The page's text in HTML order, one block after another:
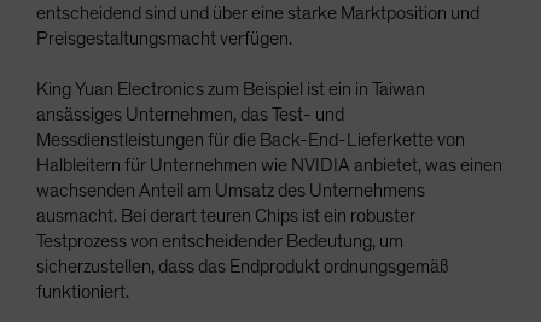
entscheidend sind und über eine starke Marktposition und
Preisgestaltungsmacht verfügen.
King Yuan Electronics zum Beispiel ist ein in Taiwan
ansässiges Unternehmen, das Test- und
Messdienstleistungen für die Back-End-Lieferkette von
Halbleitern für Unternehmen wie NVIDIA anbietet, was einen
wachsenden Anteil am Umsatz des Unternehmens
ausmacht. Bei derart teuren Chips ist ein robuster
Testprozess von entscheidender Bedeutung, um
sicherzustellen, dass das Endprodukt ordnungsgemäß
funktioniert.